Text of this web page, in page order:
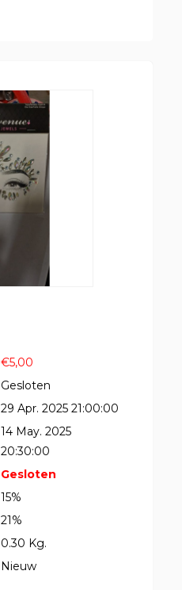
€5,00
Gesloten
29 Apr. 2025 21:00:00
14 May. 2025
20:30:00
Gesloten
15%
21%
0.30 Kg.
Nieuw